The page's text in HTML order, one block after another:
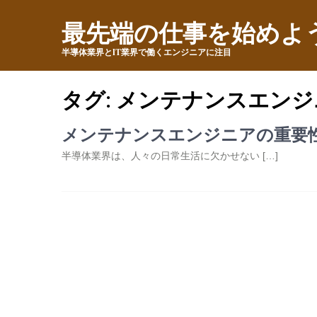
最先端の仕事を始めよ
半導体業界とIT業界で働くエンジニアに注目
タグ: メンテナンスエン
メンテナンスエンジニアの重要
半導体業界は、人々の日常生活に欠かせない […]